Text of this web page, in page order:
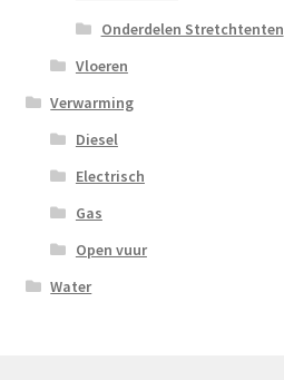
Onderdelen Stretchtenten
Vloeren
Verwarming
Diesel
Electrisch
Gas
Open vuur
Water